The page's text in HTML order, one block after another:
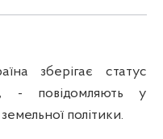
зберігає статус
- повідомляють у
політики.